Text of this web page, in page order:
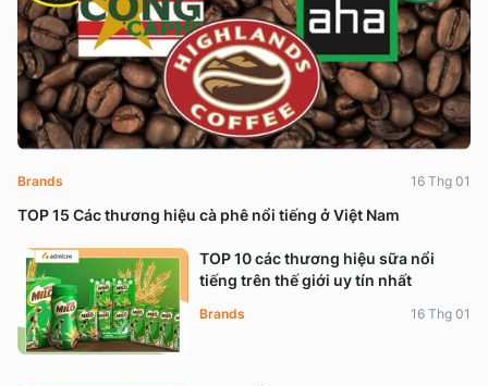
TOP 15 Các thương hiệu cà phê nổi tiếng ở Việt Nam
Brands 16 Thg 01
TOP 10 các thương hiệu sữa nổi
tiếng trên thế giới uy tín nhất
Brands 16 Thg 01